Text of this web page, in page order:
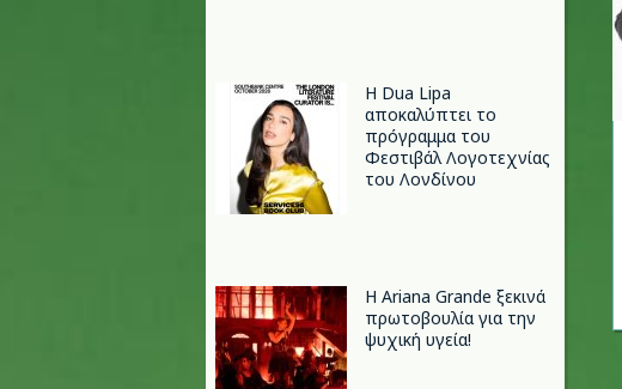
Η Dua Lipa
αποκαλύπτει το
πρόγραμμα του
Φεστιβάλ Λογοτεχνίας
του Λονδίνου
Η Ariana Grande ξεκινά
πρωτοβουλία για την
ψυχική υγεία!